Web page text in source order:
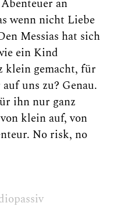
an
wenn nicht Liebe
Messias hat sich
ein Kind
klein gemacht, für
uns zu? Genau.
ihn nur ganz
klein auf, von
No risk, no